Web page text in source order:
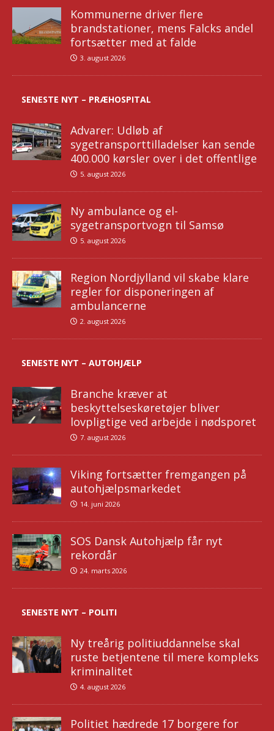
Kommunerne driver flere
brandstationer, mens Falcks andel
fortsætter med at falde
3. august 2026
SENESTE NYT – PRÆHOSPITAL
Advarer: Udløb af
sygetransporttilladelser kan sende
400.000 kørsler over i det offentlige
5. august 2026
Ny ambulance og el-
sygetransportvogn til Samsø
5. august 2026
Region Nordjylland vil skabe klare
regler for disponeringen af
ambulancerne
2. august 2026
SENESTE NYT – AUTOHJÆLP
Branche kræver at
beskyttelseskøretøjer bliver
lovpligtige ved arbejde i nødsporet
7. august 2026
Viking fortsætter fremgangen på
autohjælpsmarkedet
14. juni 2026
SOS Dansk Autohjælp får nyt
rekordår
24. marts 2026
SENESTE NYT – POLITI
Ny treårig politiuddannelse skal
ruste betjentene til mere kompleks
kriminalitet
4. august 2026
Politiet hædrede 17 borgere for